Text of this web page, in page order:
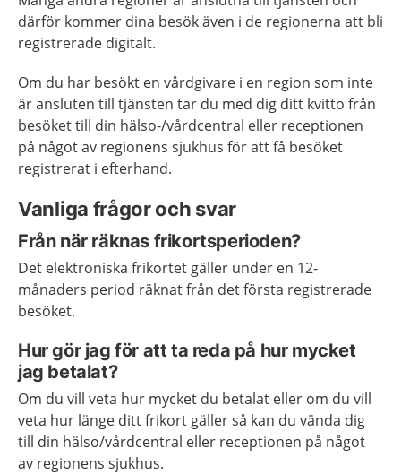
därför kommer dina besök även i de regionerna att bli
registrerade digitalt.
Om du har besökt en vårdgivare i en region som inte
är ansluten till tjänsten tar du med dig ditt kvitto från
besöket till din hälso-/vårdcentral eller receptionen
på något av regionens sjukhus för att få besöket
registrerat i efterhand.
Vanliga frågor och svar
Från när räknas frikortsperioden?
Det elektroniska frikortet gäller under en 12-
månaders period räknat från det första registrerade
besöket.
Hur gör jag för att ta reda på hur mycket
jag betalat?
Om du vill veta hur mycket du betalat eller om du vill
veta hur länge ditt frikort gäller så kan du vända dig
till din hälso/vårdcentral eller receptionen på något
av regionens sjukhus.